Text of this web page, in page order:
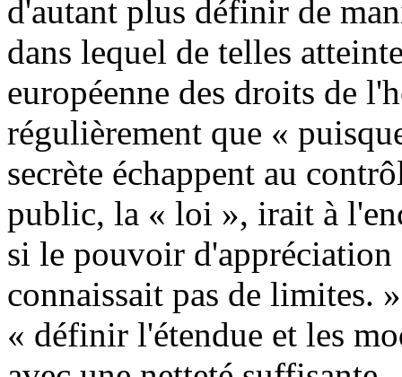
d'autant plus définir de
dans lequel de telles
européenne des droits de
régulièrement que «
secrète échappent au
public, la « loi », irait à
si le pouvoir
connaissait pas de limites.
« définir l'étendue et les